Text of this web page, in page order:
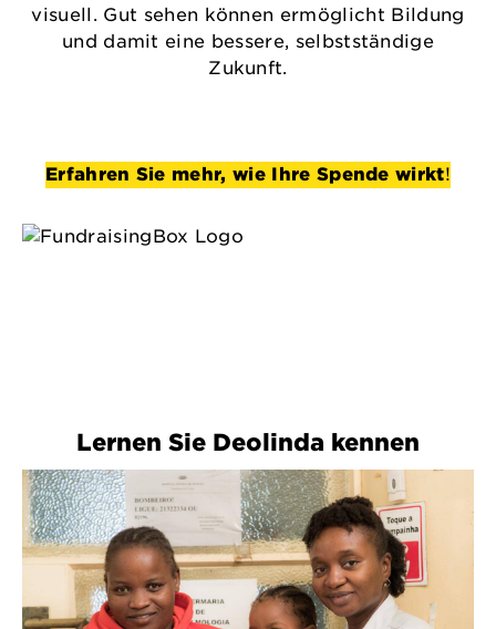
visuell. Gut sehen können ermöglicht Bildung
und damit eine bessere, selbstständige
Zukunft.
Erfahren Sie mehr, wie Ihre Spende wirkt!
Lernen Sie Deolinda kennen